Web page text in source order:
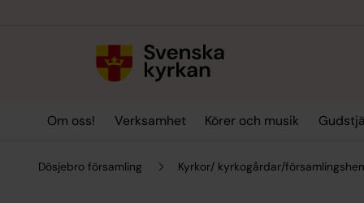
Om oss! Verksamhet Körer och musik
Dösjebro församling Kyrkor/ kyrkogårdar/